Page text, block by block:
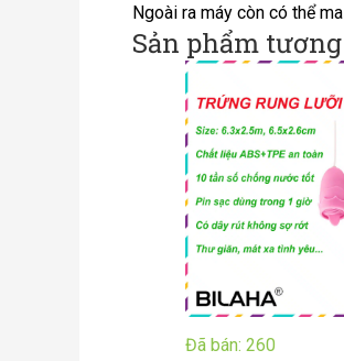
Ngoài ra máy còn có thể
Sản phẩm
Đã bán: 260